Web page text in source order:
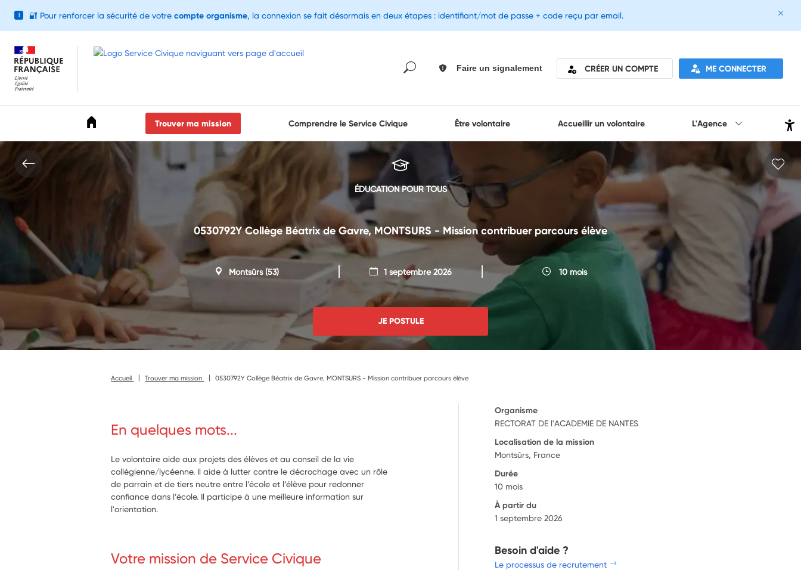
Faire un signalement CRÉER UN COMPTE ME CONNECTER
Trouver ma mission Comprendre le Service Civique Être volontaire Accueillir un volontaire L'Agence
ÉDUCATION POUR TOUS
0530792Y Collège Béatrix de Gavre, MONTSURS - Mission contribuer parcours élève
Montsûrs(53) 1 septembre 2026 10 mois
JE POSTULE
Accueil Trouver ma mission 0530792Y Collège Béatrix de Gavre, MONTSURS - Mission contribuer parcours élève
En quelques mots...
Le volontaire aide aux projets des élèves et au conseil de la vie
collégienne/lycéenne. Il aide à lutter contre le décrochage avec un rôle
de parrain et de tiers neutre entre l’école et l’élève pour redonner
confiance dans l’école. Il participe à une meilleure information sur
l'orientation.
Votre mission de Service Civique
Organisme
RECTORAT DE l'ACADEMIE DE NANTES
Localisation de la mission
Montsûrs, France
Durée
10 mois
À partir du
1 septembre 2026
Besoin d'aide ?
Le processus de recrutement
i 🔐 Pour renforcer la sécurité de votre compte organisme, la connexion se fait désormais en deux étapes : identifiant/mot de passe + code reçu par email.